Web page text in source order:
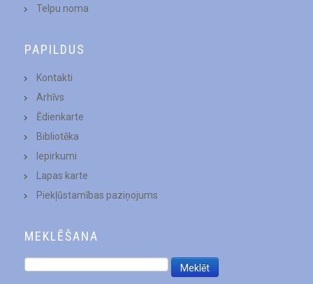
Telpu noma
PAPILDUS
Kontakti
Arhīvs
Ēdienkarte
Bibliotēka
Iepirkumi
Lapas karte
Piekļūstamības paziņojums
MEKLĒŠANA